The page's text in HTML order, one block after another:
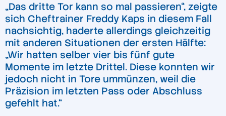
„Das dritte Tor kann so mal passieren“, zeigte
sich Cheftrainer Freddy Kaps in diesem Fall
nachsichtig, haderte allerdings gleichzeitig
mit anderen Situationen der ersten Hälfte:
„Wir hatten selber vier bis fünf gute
Momente im letzte Drittel. Diese konnten wir
jedoch nicht in Tore ummünzen, weil die
Präzision im letzten Pass oder Abschluss
gefehlt hat.“